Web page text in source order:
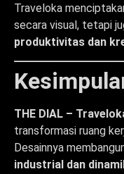
Traveloka
secara visual, tetapi
produktivitas dan
THE DIAL –
transformasi ruang
Desainnya
industrial dan